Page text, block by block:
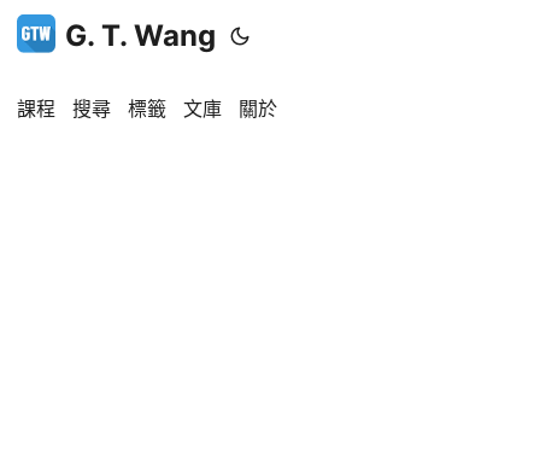
G. T. Wang
課程 搜尋 標籤 文庫 關於